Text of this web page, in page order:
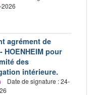
agrément de
HOENHEIM pour
des
intérieure.
Date de signature : 24-